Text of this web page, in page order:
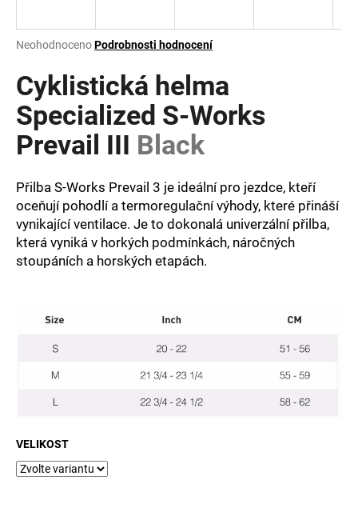
Průměrné
produktu
je
0,0
z
5
hvězdiček.
NeohodnocenoPodrobnosti hodnocení
Cyklistická helma
Specialized S-Works
Prevail III Black
Přilba S-Works Prevail 3 je ideální pro jezdce, kteří
oceňují pohodlí a termoregulační výhody, které přináší
vynikající ventilace. Je to dokonalá univerzální přilba,
která vyniká v horkých podmínkách, náročných
stoupáních a horských etapách.
VELIKOST
j
t
?
HLEDAT
D
e